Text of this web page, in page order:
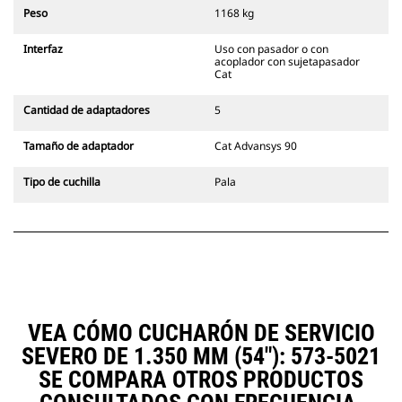
Cat son compatibles con las
Excavadoras de Cadenas 311-352 y
ruedas. También hay acopladores
disponibles.
sistema acoplador especializado
especializados CW cuentan con un
CW disponibles para todas las
excavadoras de ruedas y cadenas.
Peso 1168 kg
Interfaz
Uso con pasador o con
acoplador con sujetapasador
Cat
Cantidad de adaptadores 5
Tamaño de adaptador Cat Advansys 90
Tipo de cuchilla Pala
VEA CÓMO CUCHARÓN DE SERVICIO
SEVERO DE 1.350 MM (54"): 573-5021
SE COMPARA OTROS PRODUCTOS